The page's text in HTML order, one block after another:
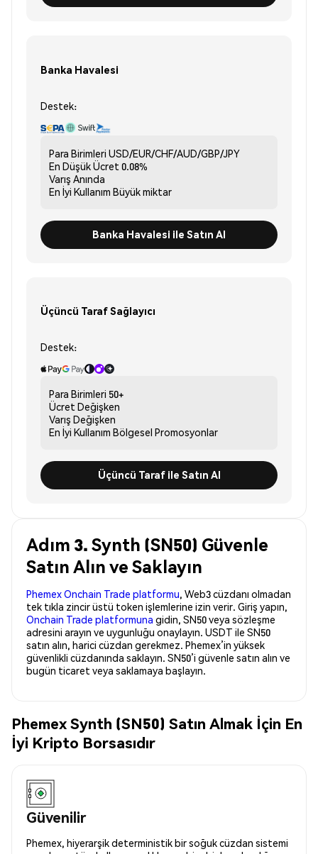
Banka Havalesi
Destek:
Para Birimleri USD/EUR/CHF/AUD/GBP/JPY
En Düşük Ücret 0.08%
Varış Anında
En İyi Kullanım Büyük miktar
Banka Havalesi ile Satın Al
Üçüncü Taraf Sağlayıcı
Destek:
Para Birimleri 50+
Ücret Değişken
Varış Değişken
En İyi Kullanım Bölgesel Promosyonlar
Üçüncü Taraf ile Satın Al
Adım 3. Synth (SN50) Güvenle
Satın Alın ve Saklayın
Phemex Onchain Trade platformu, Web3 cüzdanı olmadan
tek tıkla zincir üstü token işlemlerine izin verir. Giriş yapın,
Onchain Trade platformuna gidin, SN50 veya sözleşme
adresini arayın ve uygunluğu onaylayın. USDT ile SN50
satın alın, harici cüzdan gerekmez. Phemex’in yüksek
güvenlikli cüzdanında saklayın. SN50’i güvenle satın alın ve
bugün ticaret veya saklamaya başlayın.
Phemex Synth (SN50) Satın Almak İçin En
İyi Kripto Borsasıdır
Güvenilir
Phemex, hiyerarşik deterministik bir soğuk cüzdan sistemi